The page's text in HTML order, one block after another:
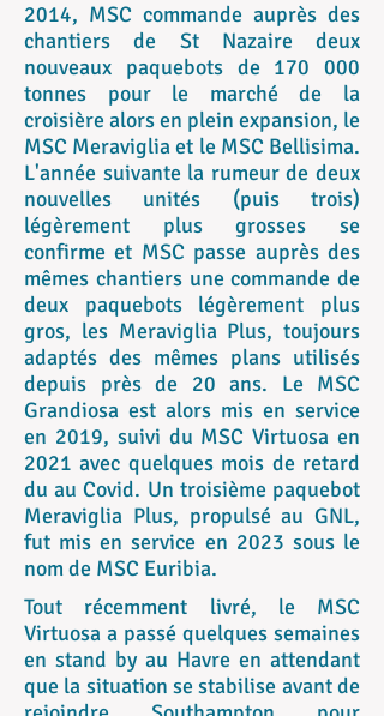
2014, MSC commande auprès des
chantiers de St Nazaire deux
nouveaux paquebots de 170 000
tonnes pour le marché de la
croisière alors en plein expansion, le
MSC Meraviglia et le MSC Bellisima.
L'année suivante la rumeur de deux
nouvelles unités (puis trois)
légèrement plus grosses se
confirme et MSC passe auprès des
mêmes chantiers une commande de
deux paquebots légèrement plus
gros, les Meraviglia Plus, toujours
adaptés des mêmes plans utilisés
depuis près de 20 ans. Le MSC
Grandiosa est alors mis en service
en 2019, suivi du MSC Virtuosa en
2021 avec quelques mois de retard
du au Covid. Un troisième paquebot
Meraviglia Plus, propulsé au GNL,
fut mis en service en 2023 sous le
nom de MSC Euribia.
Tout récemment livré, le MSC
Virtuosa a passé quelques semaines
en stand by au Havre en attendant
que la situation se stabilise avant de